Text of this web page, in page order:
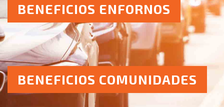
BENEFICIOS ENFORNOS
BENEFICIOS COMUNIDADES